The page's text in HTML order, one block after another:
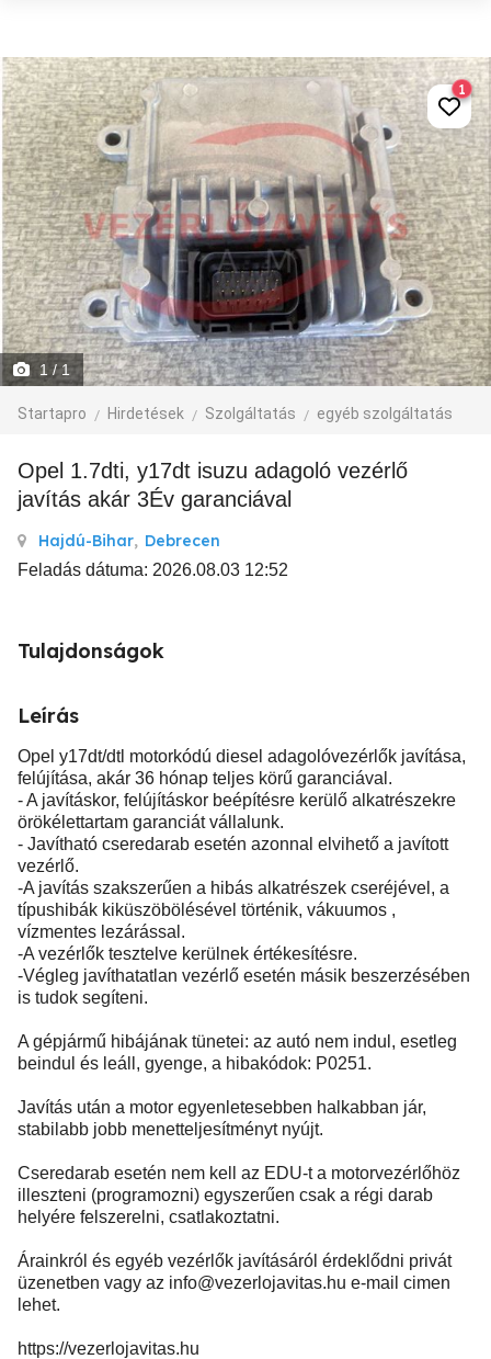
1 / 1
Startapro Hirdetések Szolgáltatás egyéb szolgáltatás
1
Opel 1.7dti, y17dt isuzu adagoló vezérlő
javítás akár 3Év garanciával
Hajdú-Bihar, Debrecen
Feladás dátuma: 2026.08.03 12:52
Tulajdonságok
Leírás
Opel y17dt/dtl motorkódú diesel adagolóvezérlők javítása,
felújítása, akár 36 hónap teljes körű garanciával.
- A javításkor, felújításkor beépítésre kerülő alkatrészekre
örökélettartam garanciát vállalunk.
- Javítható cseredarab esetén azonnal elvihető a javított
vezérlő.
-A javítás szakszerűen a hibás alkatrészek cseréjével, a
típushibák kiküszöbölésével történik, vákuumos ,
vízmentes lezárással.
-A vezérlők tesztelve kerülnek értékesítésre.
-Végleg javíthatatlan vezérlő esetén másik beszerzésében
is tudok segíteni.
A gépjármű hibájának tünetei: az autó nem indul, esetleg
beindul és leáll, gyenge, a hibakódok: P0251.
Javítás után a motor egyenletesebben halkabban jár,
stabilabb jobb menetteljesítményt nyújt.
Cseredarab esetén nem kell az EDU-t a motorvezérlőhöz
illeszteni (programozni) egyszerűen csak a régi darab
helyére felszerelni, csatlakoztatni.
Árainkról és egyéb vezérlők javításáról érdeklődni privát
üzenetben vagy az info@vezerlojavitas.hu e-mail cimen
lehet.
https://vezerlojavitas.hu